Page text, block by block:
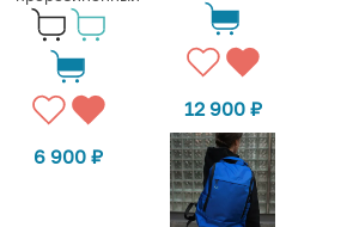
6 900₽
12 900 ₽